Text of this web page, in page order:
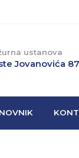
ustanova
Jovanovića 87